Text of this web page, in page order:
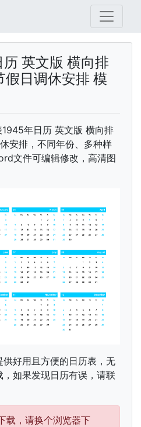
英文版 横向排
假日调休安排 模
年日历 英文版 横向排
安排，不同年份、多种样
文件可编辑修改，高清图
好用且方便的日历表，无
如果发现日历有误，请联
载，请换个浏览器下